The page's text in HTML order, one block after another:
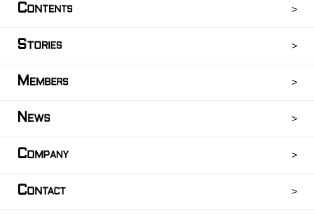
CONTENTS
STORIES
M EMBERS
N EWS
COMPANY
CONTACT